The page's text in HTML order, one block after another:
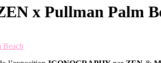
x Pullman Palm
Beach